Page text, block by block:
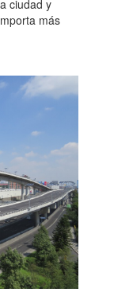
ciudad y
más